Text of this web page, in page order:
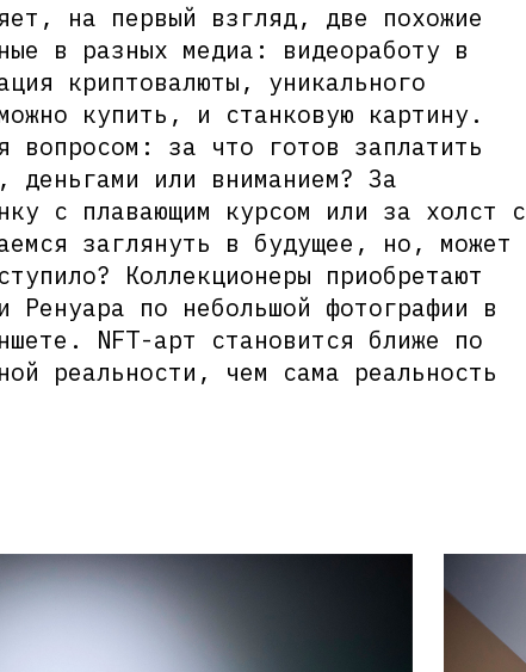
на первый взгляд, две похожие
в разных медиа: видеоработу в
криптовалюты, уникального
купить, и станковую картину.
вопросом: за что готов заплатить
деньгами или вниманием? За
с плавающим курсом или за холст с
заглянуть в будущее, но, может
Коллекционеры приобретают
Ренуара по небольшой фотографии в
NFT-арт становится ближе по
реальности, чем сама реальность